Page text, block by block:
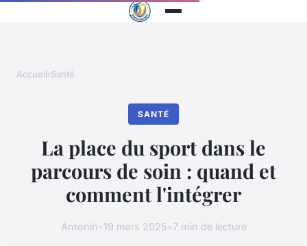
Accueil›Santé
SANTÉ
La place du sport dans le
parcours de soin : quand et
comment l'intégrer
Antonin •19 mars 2025•7 min de lecture